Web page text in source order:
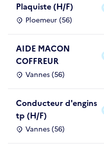
Plaquiste (H/F)
Ploemeur (56)
AIDE MACON
COFFREUR
Vannes (56)
Conducteur d'engins
tp (H/F)
Vannes (56)